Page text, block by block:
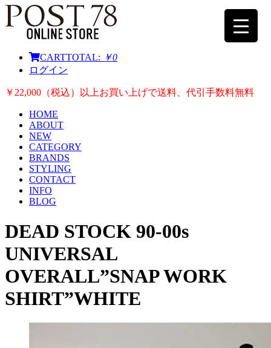
CARTTOTAL: ￥0
ログイン
￥22,000（税込）以上お買い上げで送料、代引手数料無料
HOME
ABOUT
NEW
CATEGORY
BRANDS
STYLING
CONTACT
INFO
BLOG
DEAD STOCK 90-00s
UNIVERSAL
OVERALL”SNAP WORK
SHIRT”WHITE